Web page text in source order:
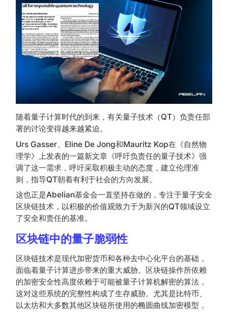
随着量子计算时代的到来，有关量子技术（QT）负责任部
署的讨论变得越来越紧迫。
Urs Gasser、Eline De Jong和Mauritz Kop在《自然物
理学》上发表的一篇新文章《呼吁负责任的量子技术》强
调了这一需求，呼吁采取积极主动的态度，建立伦理准
则，指导QT朝着有利于社会的方向发展。
这也正是Abelian基金会一直坚持在做的，专注于量子安全
区块链技术，以积极的价值观致力于为新兴的QT领域设立
了安全和责任的基准。
区块链中的量子脆弱性
区块链技术是现代加密货币和各种去中心化平台的基础，
面临着量子计算进步带来的重大威胁。区块链操作所依赖
的加密安全性高度依赖于可能被量子计算机解密的算法，
这对这些系统的完整性构成了生存威胁。尤其是比特币、
以太坊和大多数其他区块链所使用的椭圆曲线加密模型，